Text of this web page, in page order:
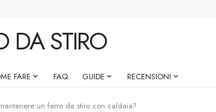
DA STIRO
FARE FAQ GUIDE RECENSIONI
un ferro da stiro con caldaia?